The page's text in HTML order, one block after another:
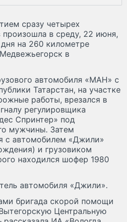
сразу четырех
произошла в среду, 22 июня,
на 260 километре
в
автомобиля «МАН» с
Татарстан, на участке
работы, врезался в
регулировщика
Спринтер» под
мужчины. Затем
с автомобилем «Джили»
и грузовиком
находился шофер 1980
автомобиля «Джили».
бригада скорой помощи
Центральную